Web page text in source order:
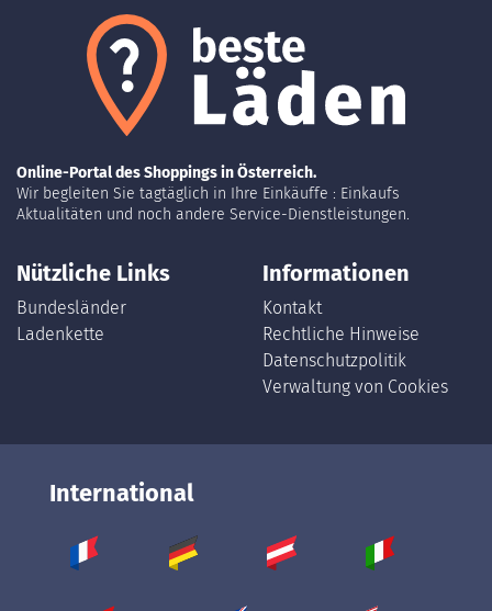
Online-Portal des Shoppings in Österreich.
Wir begleiten Sie tagtäglich in Ihre Einkäuffe : Einkaufs
Aktualitäten und noch andere Service-Dienstleistungen.
Nützliche Links
Bundesländer
Ladenkette
Informationen
Kontakt
Rechtliche Hinweise
Datenschutzpolitik
Verwaltung von Cookies
International